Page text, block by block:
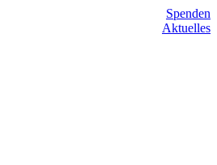
Spenden
Aktuelles